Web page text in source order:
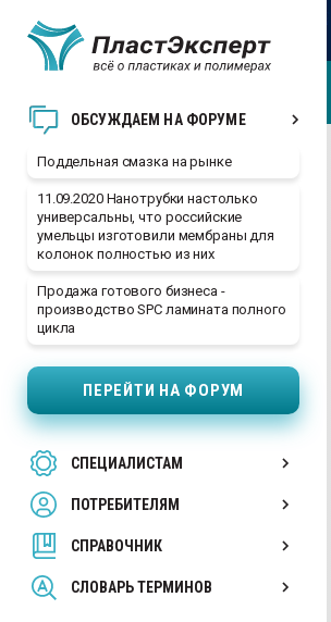
ОБСУЖДАЕМ НА ФОРУМЕ
Поддельная смазка на рынке
11.09.2020 Нанотрубки настолько
универсальны, что российские
умельцы изготовили мембраны для
колонок полностью из них
Продажа готового бизнеса -
производство SPC ламината полного
цикла
ПЕРЕЙТИ НА ФОРУМ
СПЕЦИАЛИСТАМ
ПОТРЕБИТЕЛЯМ
СПРАВОЧНИК
СЛОВАРЬ ТЕРМИНОВ